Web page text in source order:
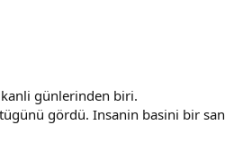
kanli günlerinden biri.
gördü. Insanin basini bir